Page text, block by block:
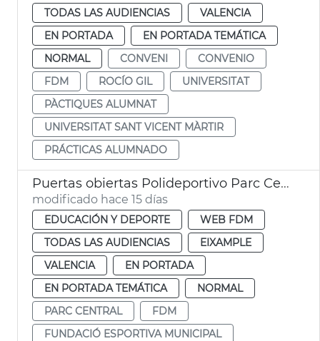
TODAS LAS AUDIENCIAS
VALENCIA
EN PORTADA
EN PORTADA TEMÁTICA
NORMAL
CONVENI
CONVENIO
FDM
ROCÍO GIL
UNIVERSITAT
PÀCTIQUES ALUMNAT
UNIVERSITAT SANT VICENT MÀRTIR
PRÁCTICAS ALUMNADO
Puertas obiertas Polideportivo Parc Central
modificado hace 15 días
EDUCACIÓN Y DEPORTE
WEB FDM
TODAS LAS AUDIENCIAS
EIXAMPLE
VALENCIA
EN PORTADA
EN PORTADA TEMÁTICA
NORMAL
PARC CENTRAL
FDM
FUNDACIÓ ESPORTIVA MUNICIPAL